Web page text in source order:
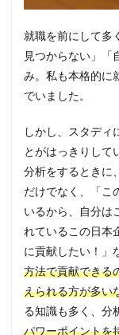
就職を前にして多
見つからない」「
み。私も本格的に
でいました。
しかし、スタディ
とがはっきりして
分析をするときに
だけでなく、「こ
いるから、自分は
れているこの日本
に貢献したい！」
方法で貢献できる
えられる方が多い
る知識も多く、分
パワーポイントを